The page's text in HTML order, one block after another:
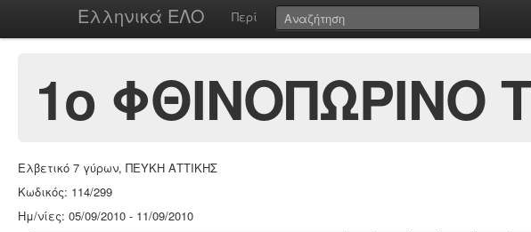
Ελληνικά ΕΛΟ Περί
1ο
Ελβετικό 7 γύρων, ΠΕΥΚΗ ΑΤΤΙΚΗΣ
Κωδικός: 114/299
Ημ/νίες: 05/09/2010 - 11/09/2010